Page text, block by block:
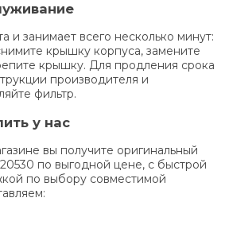
и занимает всего несколько минут:
крышку корпуса, замените
крышку. Для продления срока
производителя и
фильтр.
у нас
вы получите оригинальный
по выгодной цене, с быстрой
по выбору совместимой